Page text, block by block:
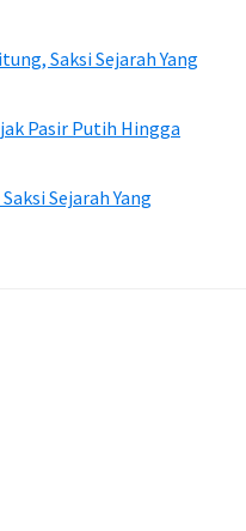
Saksi Sejarah Yang
Pasir Putih Hingga
Sejarah Yang